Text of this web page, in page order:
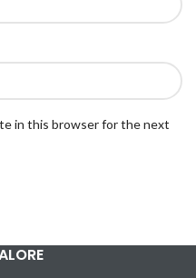
in this browser for the next